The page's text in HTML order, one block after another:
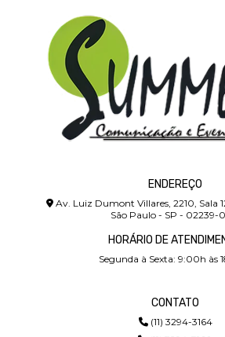
ENDEREÇO
Av. Luiz Dumont Villares, 2210, Sala
São Paulo - SP - 02239-
HORÁRIO DE
Segunda à Sexta: 9:00h às
CONTATO
(11) 3294-3164